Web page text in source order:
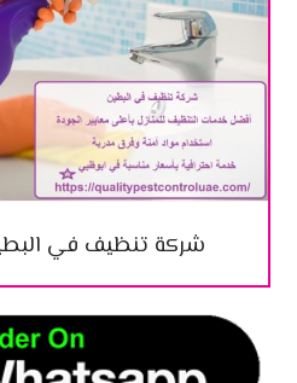
شركة تنظيف في البطين